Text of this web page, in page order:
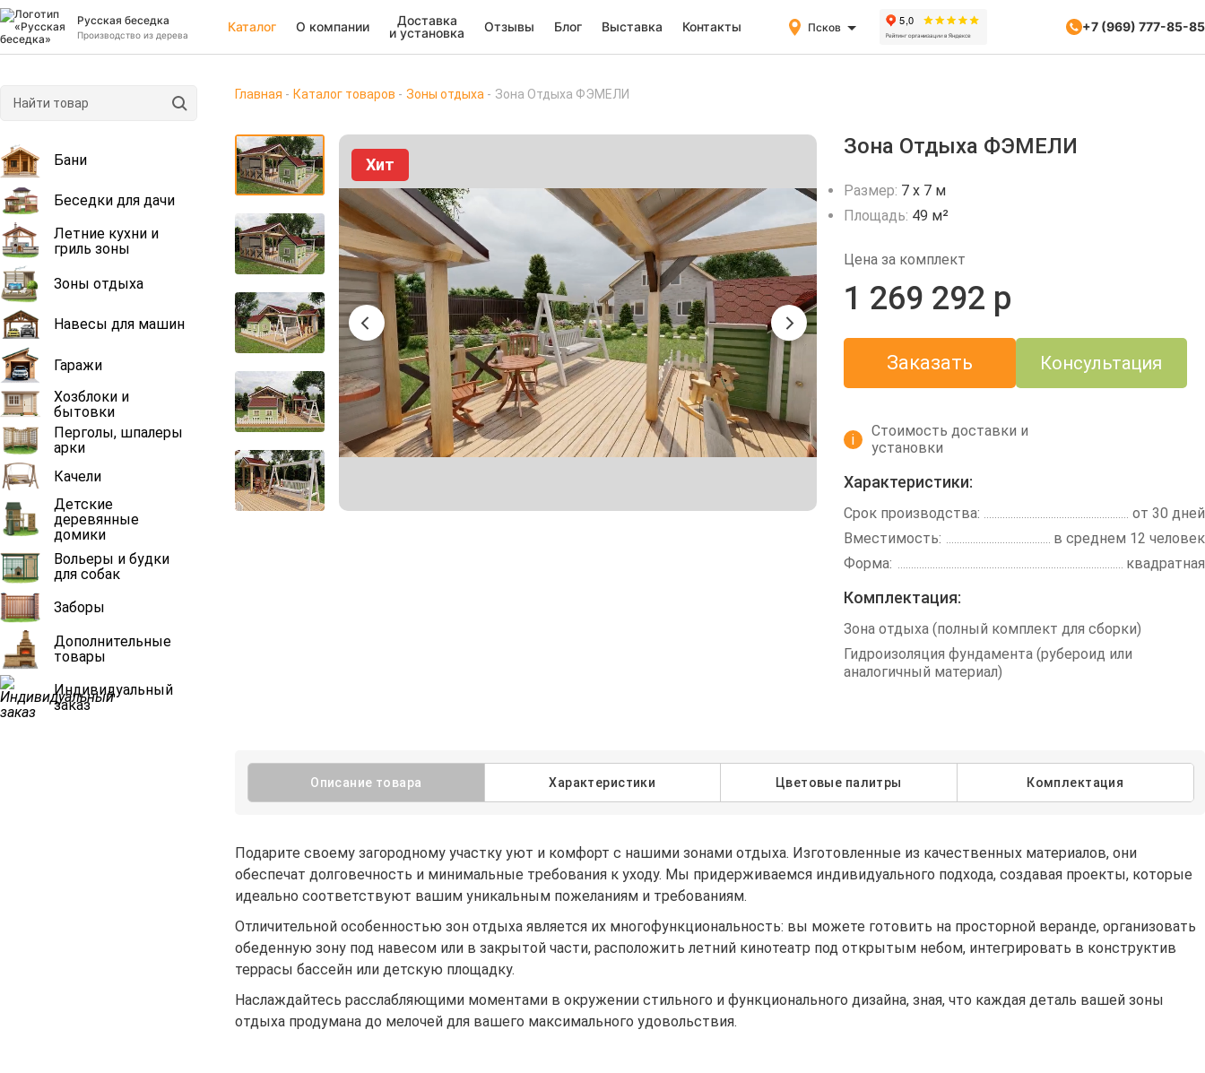
Русская беседка
Производство из дерева
Каталог О компании
Доставка
и установка
Отзывы Блог Выставка Контакты Псков +7 (969) 777-85-85
Бани
Беседки для дачи
Летние кухни и
гриль зоны
Зоны отдыха
Навесы для машин
Гаражи
Хозблоки и
бытовки
Перголы, шпалеры
арки
Качели
Детские
деревянные
домики
Вольеры и будки
для собак
Заборы
Дополнительные
товары
Индивидуальный
заказ
Главная Каталог товаров Зоны отдыха Зона Отдыха ФЭМЕЛИ
Хит
Зона Отдыха ФЭМЕЛИ
Размер: 7 х 7 м
Площадь: 49 м²
Цена за комплект
1 269 292 р
Заказать Консультация
i
Стоимость доставки и
установки
Характеристики:
Срок производства:
от 30 дней
Вместимость:
в среднем 12 человек
Форма:
квадратная
Комплектация:
Зона отдыха (полный комплект для сборки)
Гидроизоляция фундамента (рубероид или
аналогичный материал)
Описание товара Характеристики Цветовые палитры Комплектация
Подарите своему загородному участку уют и комфорт с нашими зонами отдыха. Изготовленные из качественных материалов, они
обеспечат долговечность и минимальные требования к уходу. Мы придерживаемся индивидуального подхода, создавая проекты, которые
идеально соответствуют вашим уникальным пожеланиям и требованиям.
Отличительной особенностью зон отдыха является их многофункциональность: вы можете готовить на просторной веранде, организовать
обеденную зону под навесом или в закрытой части, расположить летний кинотеатр под открытым небом, интегрировать в конструктив
террасы бассейн или детскую площадку.
Наслаждайтесь расслабляющими моментами в окружении стильного и функционального дизайна, зная, что каждая деталь вашей зоны
отдыха продумана до мелочей для вашего максимального удовольствия.